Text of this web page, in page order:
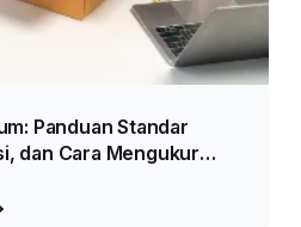
Panduan Standar
dan Cara Mengukur
Online